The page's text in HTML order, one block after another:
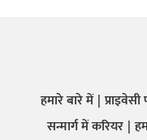
हमारे बारे में
सन्मार्ग में करियर